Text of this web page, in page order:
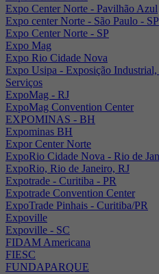
Expo Center Norte - Pavilhão Azul
Expo center Norte - São Paulo - SP
Expo Center Norte - SP
Expo Mag
Expo Rio Cidade Nova
Expo Usipa - Exposição Industrial,
Serviços
ExpoMag - RJ
ExpoMag Convention Center
EXPOMINAS - BH
Expominas BH
Expor Center Norte
ExpoRio Cidade Nova - Rio de
ExpoRio, Rio de Janeiro, RJ
Expotrade - Curitiba - PR
Expotrade Convention Center
ExpoTrade Pinhais - Curitiba/PR
Expoville
Expoville - SC
FIDAM Americana
FIESC
FUNDAPARQUE